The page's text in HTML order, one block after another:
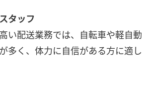
タッフ
い配送業務では、自転車や軽自動
多く、体力に自信がある方に適し